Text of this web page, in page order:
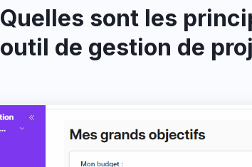
Quelles sont les
outil de gestion de